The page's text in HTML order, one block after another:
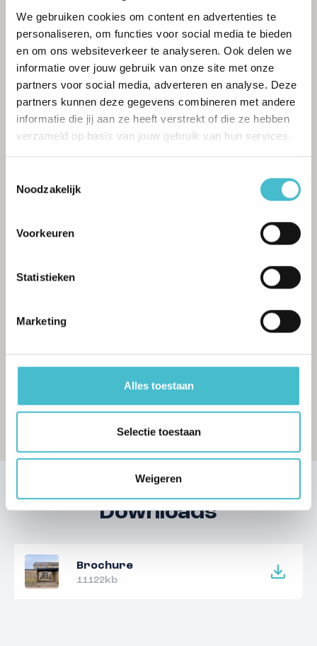
We gebruiken cookies om content en advertenties te
personaliseren, om functies voor social media te bieden
en om ons websiteverkeer te analyseren. Ook delen we
informatie over jouw gebruik van onze site met onze
partners voor social media, adverteren en analyse. Deze
partners kunnen deze gegevens combineren met andere
informatie die jij aan ze heeft verstrekt of die ze hebben
verzameld op basis van jouw gebruik van hun services.
Noodzakelijk
Voorkeuren
Statistieken
Marketing
Alles toestaan
Selectie toestaan
Weigeren
voorzieningen;
– Voortuin met oprit, carport en stenen berging;
– Zonnige achtertuin op het zuiden met houten
berging en veel privacy;
– Moderne keuken geplaatst in 2022;
– Cv-ketel (ATAG) geplaatst in 2022;
– De gehele woning is voorzien van kunststof
– 4 slaapkamers op de 1ste verd. en 5de
– Energielabel B, geldig tot 12-07-2032;
Downloads
Brochure
11122kb